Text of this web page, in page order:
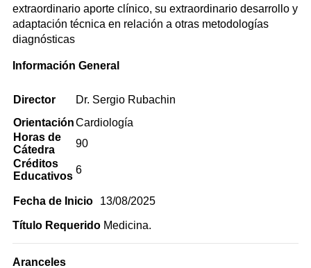
extraordinario aporte clínico, su extraordinario desarrollo y
adaptación técnica en relación a otras metodologías
diagnósticas
Información General
Director
Dr. Sergio Rubachin
OrientaciónCardiología
Horas de
Cátedra
90
Créditos
Educativos
6
Fecha de Inicio 13/08/2025
Título Requerido Medicina.
Aranceles